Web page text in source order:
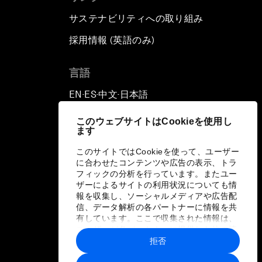
このウェブサイトはCookieを使用し
ます
このサイトではCookieを使って、ユーザー
に合わせたコンテンツや広告の表示、トラ
フィックの分析を行っています。またユー
ザーによるサイトの利用状況についても情
報を収集し、ソーシャルメディアや広告配
信、データ解析の各パートナーに情報を共
有しています。ここで収集された情報は、
ユーザーが各パートナーに提供した他の情
報や各パートナーのサービスを使用した際
に収集された情報と組み合わされ、各パー
拒否
サステナビリティへの取り組み
採用情報 (英語のみ)
言語
EN ▪ ES▪中文▪ 日本語